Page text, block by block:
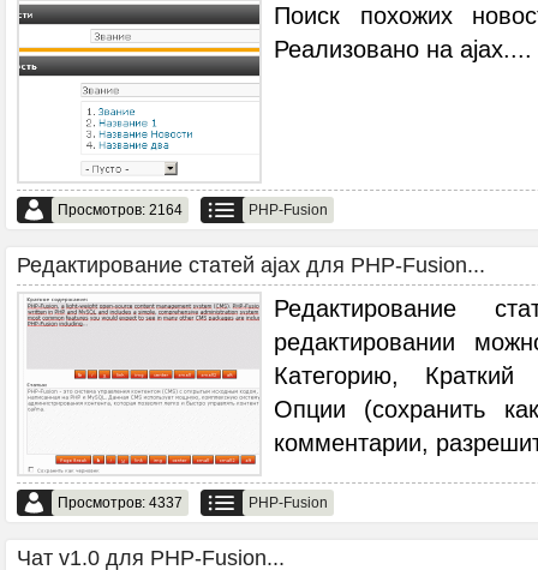
Поиск похожих
Реализовано на ajax....
Просмотров: 2164 PHP-Fusion
Редактирование статей ajax для PHP-Fusion...
Редактирование
редактировании
Категорию,
Опции (сохранить
комментарии,
Просмотров: 4337 PHP-Fusion
Чат v1.0 для PHP-Fusion...